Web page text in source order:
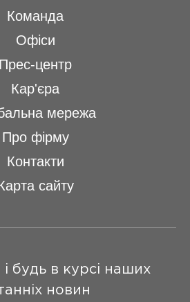
Команда
Офіси
Прес-центр
Кар'єра
мережа
Про фірму
Контакти
сайту
і будь в курсі наших
новин